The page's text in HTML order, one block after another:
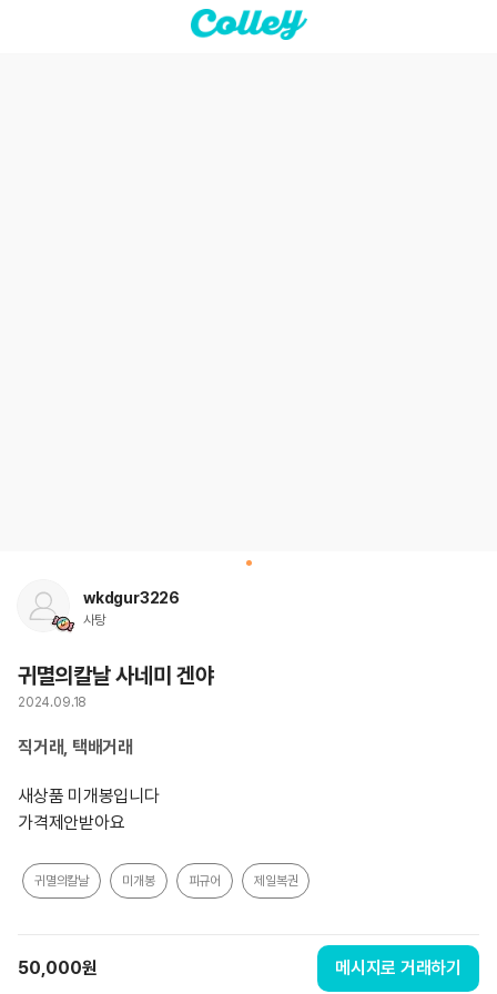
wkdgur3226
사탕
귀멸의칼날 사네미 겐야
2024.09.18
직거래, 택배거래
새상품 미개봉입니다
가격제안받아요
귀멸의칼날 미개봉 피규어 제일복권
50,000원 메시지로 거래하기